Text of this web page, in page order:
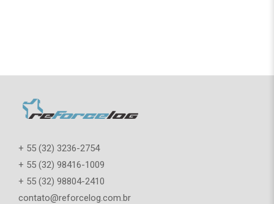
+ 55 (32) 3236-2754
+ 55 (32) 98416-1009
+ 55 (32) 98804-2410
contato@reforcelog.com.br